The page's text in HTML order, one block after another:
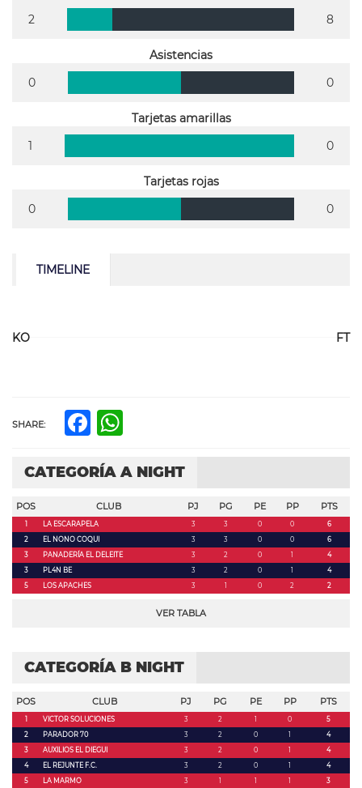
2
8
Asistencias
0
0
Tarjetas amarillas
1
0
Tarjetas rojas
0
0
TIMELINE
KO FT
SHARE: Facebook
CATEGORÍA A NIGHT
POS CLUB PJ PG PE PP PTS
1 LA ESCARAPELA 3 3 0 0
6
2
EL NONO COQUI 3 3 0 0
6
3
PANADERÍA EL DELEITE 3 2 0 1
4
3
PL4N BE 3 2 0 1
4
5
LOS APACHES 3 1 0 2 2
VER TABLA
CATEGORÍA B NIGHT
POS CLUB PJ PG PE PP PTS
1 VICTOR SOLUCIONES 3 2 1 0
5
2
PARADOR 70 3 2 0 1
4
3
AUXILIOS EL DIEGUI 3 2 0 1
4
4
EL REJUNTE F.C. 3 2 0 1
4
5
LA MARMO 3 1 1 1 3